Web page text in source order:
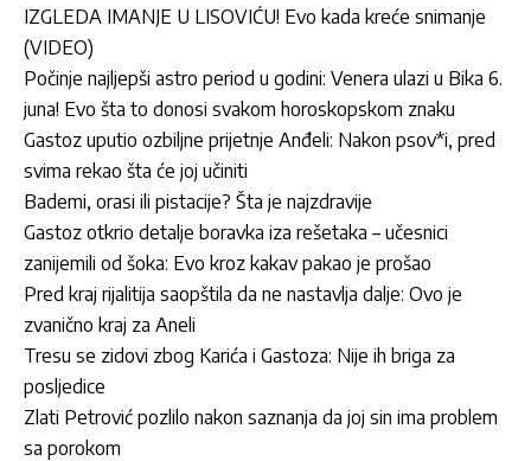
IZGLEDA IMANJE U LISOVIĆU! Evo kada kreće snimanje
(VIDEO)
Počinje najljepši astro period u godini: Venera ulazi u Bika 6.
juna! Evo šta to donosi svakom horoskopskom znaku
Gastoz uputio ozbiljne prijetnje Anđeli: Nakon psov*i, pred
svima rekao šta će joj učiniti
Bademi, orasi ili pistacije? Šta je najzdravije
Gastoz otkrio detalje boravka iza rešetaka – učesnici
zanijemili od šoka: Evo kroz kakav pakao je prošao
Pred kraj rijalitija saopštila da ne nastavlja dalje: Ovo je
zvanično kraj za Aneli
Tresu se zidovi zbog Karića i Gastoza: Nije ih briga za
posljedice
Zlati Petrović pozlilo nakon saznanja da joj sin ima problem
sa porokom